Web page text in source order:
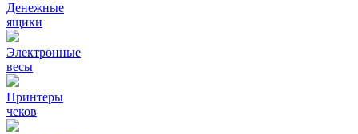
Денежные
ящики
Электронные
весы
Принтеры
чеков